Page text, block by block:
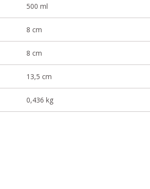
500 ml
8 cm
8 cm
13,5 cm
0,436 kg